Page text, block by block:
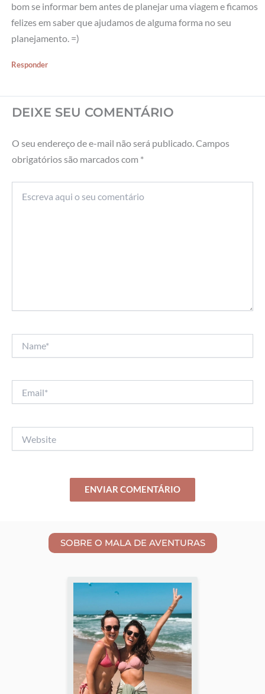
bom se informar bem antes de planejar uma viagem e ficamos
felizes em saber que ajudamos de alguma forma no seu
planejamento. =)
Responder
DEIXE SEU COMENTÁRIO
O seu endereço de e-mail não será publicado.Campos
obrigatórios são marcados com *
aqui